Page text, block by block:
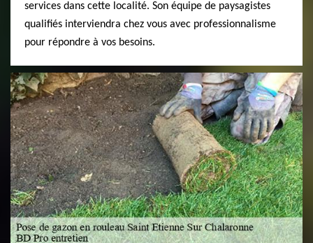
services dans cette localité. Son équipe de paysagistes
qualifiés interviendra chez vous avec professionnalisme
pour répondre à vos besoins.